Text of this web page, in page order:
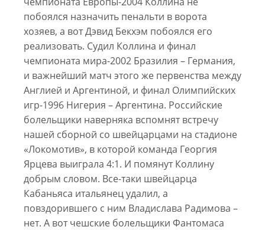
побоялся назначить пенальти в ворота
хозяев, а вот Дэвид Бекхэм побоялся его
реализовать. Судил Коллина и финал
чемпионата мира-2002 Бразилия – Германия,
и важнейший матч этого же первенства между
Англией и Аргентиной, и финал Олимпийских
игр-1996 Нигерия – Аргентина. Российские
болельщики наверняка вспомнят встречу
нашей сборной со швейцарцами на стадионе
«Локомотив», в которой команда Георгия
Ярцева выиграла 4:1. И помянут Коллину
добрым словом. Все-таки швейцарца
Кабаньяса итальянец удалил, а
повздорившего с ним Владислава Радимова –
нет. А вот чешские болельщики Фантомаса